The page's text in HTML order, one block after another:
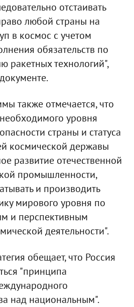
отстаивать
любой страны на
в космос с учетом
обязательств по
ракетных технологий",
также отмечается, что
уровня
страны и статуса
космической державы
развитие отечественной
промышленности,
и производить
мирового уровня по
и перспективным
деятельности".
обещает, что Россия
"принципа
над национальным".